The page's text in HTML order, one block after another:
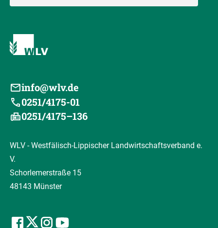
info@wlv.de
0251/4175-01
0251/4175–136
WLV - Westfälisch-Lippischer Landwirtschaftsverband e.
V.
Schorlemerstraße 15
48143 Münster